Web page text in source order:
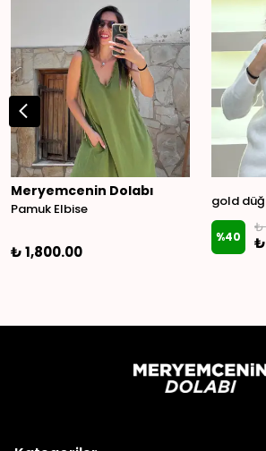
Meryemcenin Dolabı
Pamuk Elbise
₺ 1,800.00
gold
%40
₺